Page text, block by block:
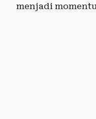
menjadi